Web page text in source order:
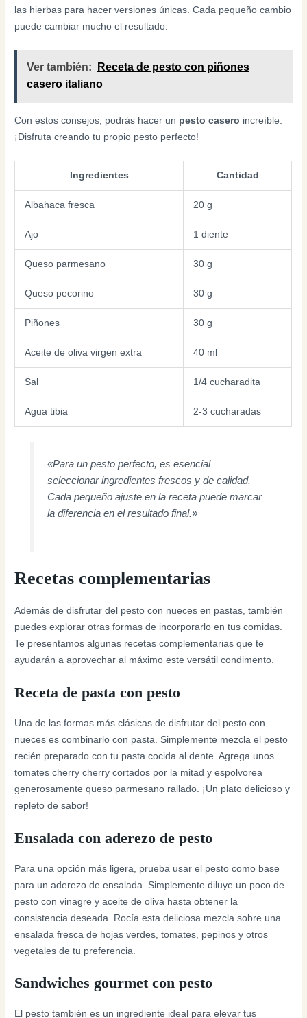
las hierbas para hacer versiones únicas. Cada pequeño cambio
puede cambiar mucho el resultado.
Ver también:
Receta de pesto con piñones
casero italiano
Con estos consejos, podrás hacer un pesto casero increíble.
¡Disfruta creando tu propio pesto perfecto!
Ingredientes Cantidad
Albahaca fresca 20 g
Ajo 1 diente
Queso parmesano 30 g
Queso pecorino 30 g
Piñones 30 g
Aceite de oliva virgen extra 40 ml
Sal 1/4 cucharadita
Agua tibia 2-3 cucharadas
«Para un pesto perfecto, es esencial
seleccionar ingredientes frescos y de calidad.
Cada pequeño ajuste en la receta puede marcar
la diferencia en el resultado final.»
Recetas complementarias
Además de disfrutar del pesto con nueces en pastas, también
puedes explorar otras formas de incorporarlo en tus comidas.
Te presentamos algunas recetas complementarias que te
ayudarán a aprovechar al máximo este versátil condimento.
Receta de pasta con pesto
Una de las formas más clásicas de disfrutar del pesto con
nueces es combinarlo con pasta. Simplemente mezcla el pesto
recién preparado con tu pasta cocida al dente. Agrega unos
tomates cherry cherry cortados por la mitad y espolvorea
generosamente queso parmesano rallado. ¡Un plato delicioso y
repleto de sabor!
Ensalada con aderezo de pesto
Para una opción más ligera, prueba usar el pesto como base
para un aderezo de ensalada. Simplemente diluye un poco de
pesto con vinagre y aceite de oliva hasta obtener la
consistencia deseada. Rocía esta deliciosa mezcla sobre una
ensalada fresca de hojas verdes, tomates, pepinos y otros
vegetales de tu preferencia.
Sandwiches gourmet con pesto
El pesto también es un ingrediente ideal para elevar tus